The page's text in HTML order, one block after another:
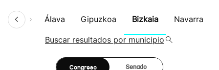
Álava Gipuzkoa Bizkaia Navarra
Buscar resultados por municipio
Congreso Senado